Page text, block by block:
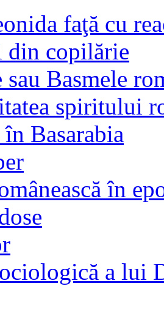
faţă cu
copilărie
sau Basmele
spiritului
Basarabia
în
a lui